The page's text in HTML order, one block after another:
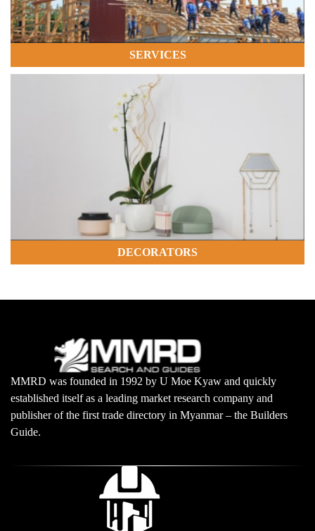
SERVICES
DECORATORS
MMRD was founded in 1992 by U Moe Kyaw and quickly
established itself as a leading market research company and
publisher of the first trade directory in Myanmar – the Builders
Guide.